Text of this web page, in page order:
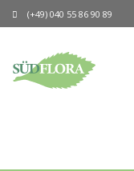
(+49) 040 55 86 90 89